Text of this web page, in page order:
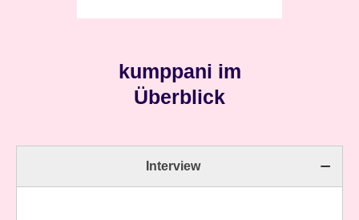
kumppani im
Überblick
Interview